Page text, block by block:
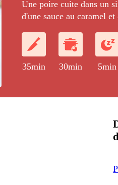
Une poire cuite dans un
d'une sauce au caramel
35min 30min 5min